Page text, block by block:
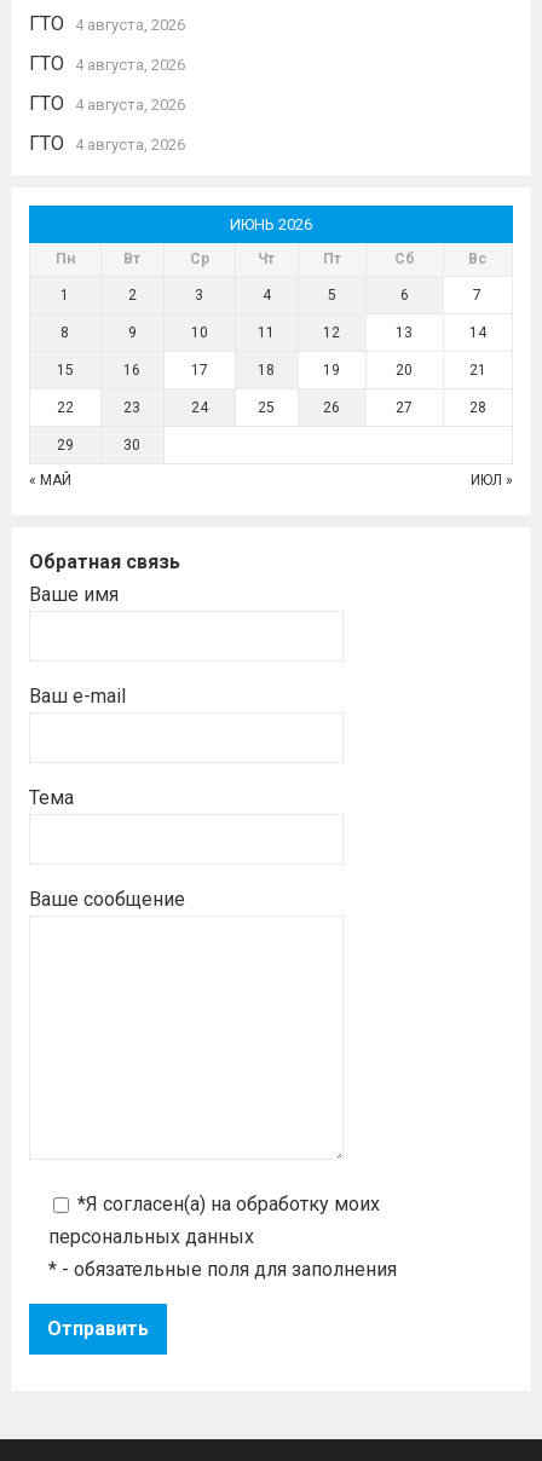
ГТО 4 августа, 2026
ГТО 4 августа, 2026
ГТО 4 августа, 2026
ГТО 4 августа, 2026
ИЮНЬ 2026
Пн Вт Ср Чт Пт Сб Вс
1 2 3 4 5 6 7
8 9 10 11 12 13 14
15 16 17 18 19 20 21
22 23 24 25 26 27 28
29 30
« МАЙ ИЮЛ »
Обратная связь
Ваше имя
Ваш e-mail
Тема
Ваше сообщение
*Я согласен(а) на обработку моих
персональных данных
* - обязательные поля для заполнения